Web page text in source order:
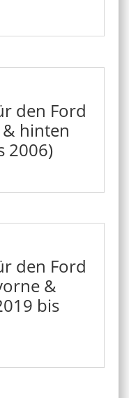
den Ford
hinten
2006)
den Ford
&
bis